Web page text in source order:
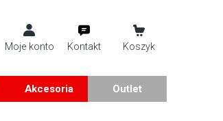
Moje konto Kontakt Koszyk
Akcesoria Outlet